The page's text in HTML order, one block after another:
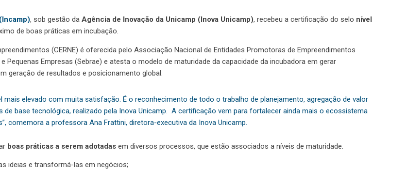
, sob gestão da Agência de Inovação da Unicamp (Inova Unicamp), recebeu a certificação do selo nível
de boas práticas em incubação.
(CERNE) é oferecida pelo Associação Nacional de Entidades Promotoras de Empreendimentos
Empresas (Sebrae) e atesta o modelo de maturidade da capacidade da incubadora em gerar
geração de resultados e posicionamento global.
elevado com muita satisfação. É o reconhecimento de todo o trabalho de planejamento, agregação de valor
base tecnológica, realizado pela Inova Unicamp. A certificação vem para fortalecer ainda mais o ecossistema
comemora a professora Ana Frattini, diretora-executiva da Inova Unicamp.
boas práticas a serem adotadas em diversos processos, que estão associados a níveis de maturidade.
ideias e transformá-las em negócios;